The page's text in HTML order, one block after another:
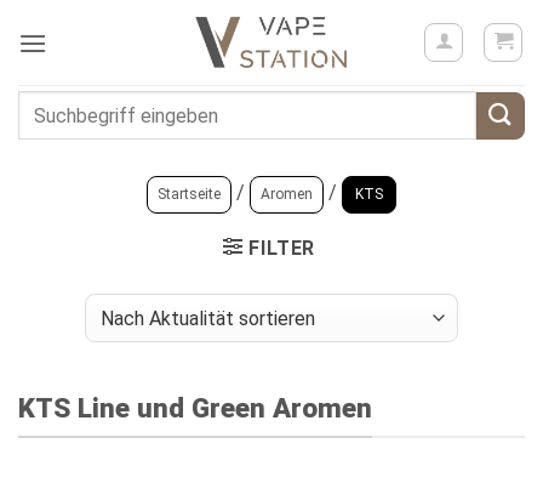
Inhalt
Suchen
Startseite / Aromen / KTS
FILTER
KTS Line und Green Aromen